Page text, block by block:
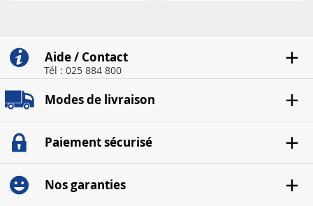
Aide / Contact
Tél : 025 884 800
Modes de livraison
Paiement sécurisé
Nos garanties